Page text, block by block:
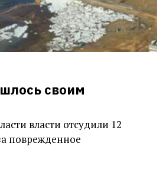
своим
власти отсудили 12
поврежденное